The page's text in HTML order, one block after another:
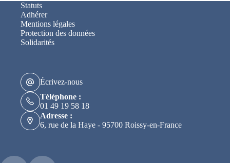
Statuts
Adhérer
Mentions légales
Protection des données
Solidarités
Écrivez-nous
Téléphone :
01 49 19 58 18
Adresse :
6, rue de la Haye - 95700 Roissy-en-France